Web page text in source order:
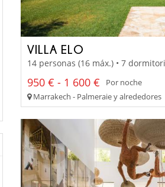
VILLA ELO
14 personas (16 máx.) • 7
950 € - 1 600 €
Por noche
Marrakech - Palmeraie y alrededores